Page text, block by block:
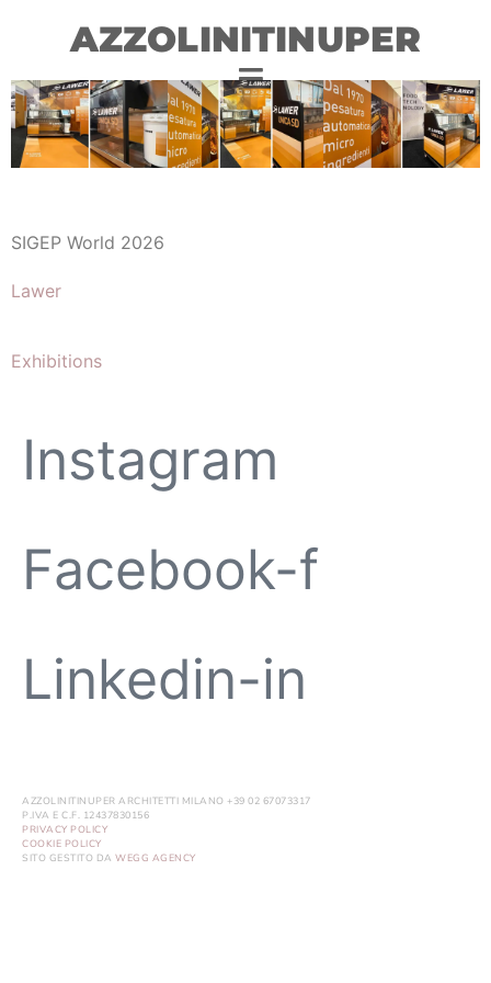
AZZOLINITINUPER
SIGEP World 2026
Lawer
Exhibitions
Instagram
Facebook-f
Linkedin-in
AZZOLINITINUPER ARCHITETTI MILANO +39 02 67073317
P.IVA E C.F. 12437830156
PRIVACY POLICY
COOKIE POLICY
SITO GESTITO DA WEGG AGENCY